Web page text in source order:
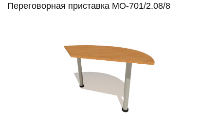
Переговорная приставка МО-701/2.08/8